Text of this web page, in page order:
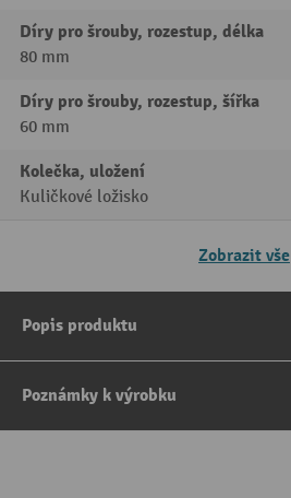
Díry pro šrouby, rozestup, délka
80 mm
Díry pro šrouby, rozestup, šířka
60 mm
Kolečka, uložení
Kuličkové ložisko
Zobrazit vše
Popis produktu
Poznámky k výrobku